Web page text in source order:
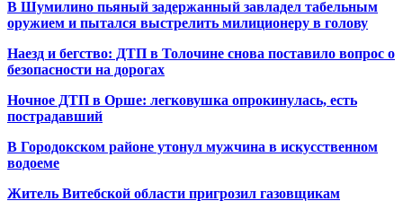
В Шумилино пьяный задержанный завладел табельным
оружием и пытался выстрелить милиционеру в голову
Наезд и бегство: ДТП в Толочине снова поставило вопрос о
безопасности на дорогах
Ночное ДТП в Орше: легковушка опрокинулась, есть
пострадавший
В Городокском районе утонул мужчина в искусственном
водоеме
Житель Витебской области пригрозил газовщикам